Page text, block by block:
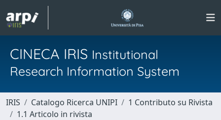
CINECA IRIS Institutional
Research Information System
IRIS Catalogo Ricerca UNIPI
1 Contributo su Rivista
1.1 Articolo in rivista